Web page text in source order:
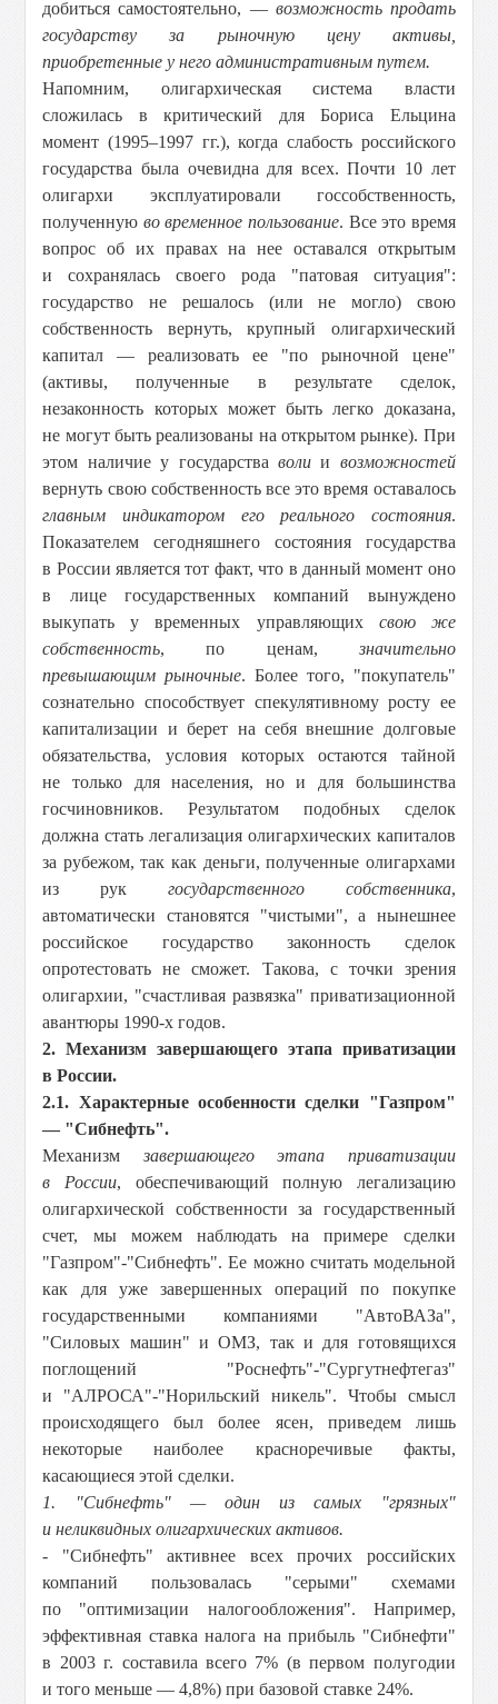
добиться самостоятельно, — возможность продать
государству за рыночную цену
активы,
приобретенные у него административным путем.
Напомним, олигархическая система власти
сложилась в критический для Бориса Ельцина
момент (1995–1997 гг.), когда слабость российского
государства была очевидна для всех. Почти 10 лет
олигархи эксплуатировали госсобственность,
полученную во временное пользование. Все это время
вопрос об их правах на нее оставался открытым
и сохранялась своего рода "патовая ситуация":
государство не решалось (или не могло) свою
собственность вернуть, крупный олигархический
капитал — реализовать ее "по рыночной цене"
(активы, полученные в результате сделок,
незаконность которых может быть легко доказана,
не могут быть реализованы на открытом рынке). При
этом наличие у государства волии возможностей
вернуть свою собственность все это время оставалось
главным индикатором
его реального состояния.
Показателем сегодняшнего состояния государства
в России является тот факт, что в данный момент оно
в лице государственных компаний вынуждено
выкупать у временных управляющих свою же
собственность, по ценам, значительно
превышающим рыночные. Более того, "покупатель"
сознательно способствует спекулятивному росту ее
капитализации и берет на себя внешние долговые
обязательства, условия которых остаются тайной
не только для населения, но и для большинства
госчиновников. Результатом подобных сделок
должна стать легализация олигархических капиталов
за рубежом, так как деньги, полученные олигархами
из рук государственного собственника,
автоматически становятся "чистыми", а нынешнее
российское государство законность сделок
опротестовать не сможет. Такова, с точки зрения
олигархии, "счастливая развязка" приватизационной
авантюры 1990-х годов.
2. Механизм завершающего этапа приватизации
в России.
2.1. Характерные особенности сделки "Газпром"
— "Сибнефть".
Механизм завершающего этапа приватизации
в России, обеспечивающий полную легализацию
олигархической собственности за государственный
счет, мы можем наблюдать на примере сделки
"Газпром"-"Сибнефть". Ее можно считать модельной
как для уже завершенных операций по покупке
государственными компаниями "АвтоВАЗа",
"Силовых машин" и ОМЗ, так и для готовящихся
поглощений "Роснефть"-"Сургутнефтегаз"
и "АЛРОСА"-"Норильский никель". Чтобы смысл
происходящего был более ясен, приведем лишь
некоторые наиболее красноречивые факты,
касающиеся этой сделки.
1. "Сибнефть" — один из самых "грязных"
и неликвидных олигархических активов.
- "Сибнефть" активнее всех прочих российских
компаний пользовалась "серыми" схемами
по "оптимизации налогообложения". Например,
эффективная ставка налога на прибыль "Сибнефти"
в 2003 г. составила всего 7% (в первом полугодии
и того меньше — 4,8%) при базовой ставке 24%.